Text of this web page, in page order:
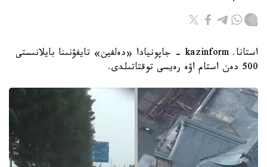
استانا. kazinform - جاپونيادا «دەلفين» تايفۋنىنا بايلانىستى
500 دەن استام اۋە رەيسى توقتاتىلدى.